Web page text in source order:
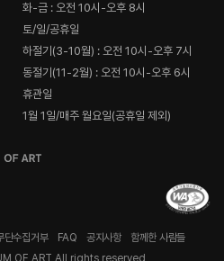
화-금 : 오전 10시-오후 8시
토/일/공휴일
하절기(3-10월) : 오전 10시-오후 7시
동절기(11-2월) : 오전 10시-오후 6시
휴관일
1월 1일/매주 월요일(공휴일 제외)
단수집거부 FAQ 공지사항
함께한 사람들
OF ART All rights reserved